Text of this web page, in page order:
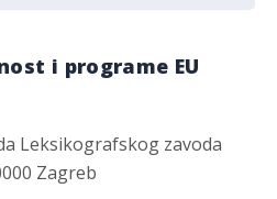
i programe EU
Leksikografskog zavoda
Zagreb